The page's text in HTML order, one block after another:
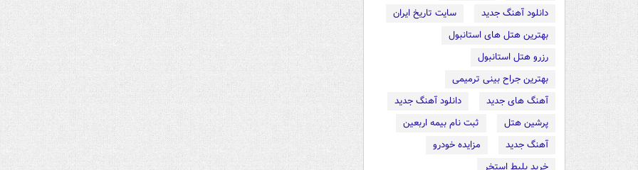
دانلود آهنگ جدید
سایت تاریخ ایران
بهترین هتل های استانبول
رزرو هتل استانبول
بهترین جراح بینی ترمیمی
آهنگ های جدید
دانلود آهنگ جدید
پرشین هتل
ثبت نام بیمه اربعین
آهنگ جدید
مزایده خودرو